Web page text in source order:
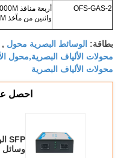
OFS-GAS-2
واثنين من مآخذ SFP 1000M.
بطاقة: الوسائط البصرية محول ,
محولات الألياف البصرية,محول
محولات الألياف البصرية
احصل